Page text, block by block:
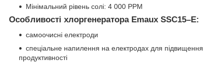
Мінімальний рівень солі: 4 000 PPM
Особливості хлоргенератора Emaux SSC15–E:
самоочисні електроди
спеціальне напилення на електродах для підвищення
продуктивності